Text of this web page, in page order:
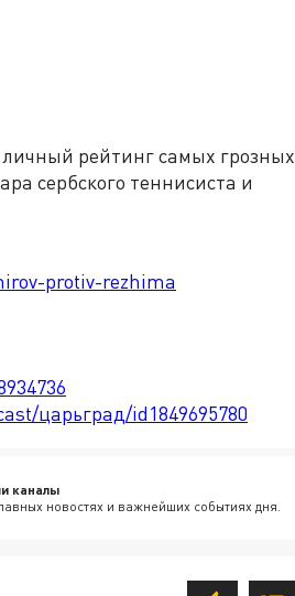
рейтинг самых грозных
сербского теннисиста и
protiv-rezhima
царьград/id1849695780
каналы
новостях и важнейших событиях дня.